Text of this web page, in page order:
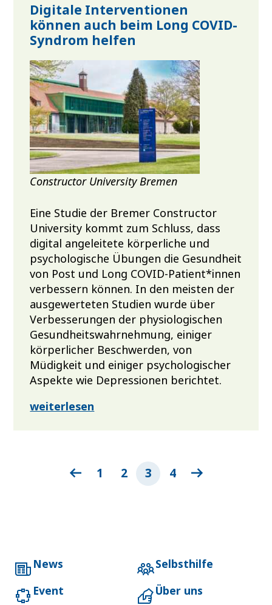
Digitale Interventionen
können auch beim Long COVID-
Syndrom helfen
Constructor University Bremen
Eine Studie der Bremer Constructor
University kommt zum Schluss, dass
digital angeleitete körperliche und
psychologische Übungen die Gesundheit
von Post und Long COVID-Patient*innen
verbessern können. In den meisten der
ausgewerteten Studien wurde über
Verbesserungen der physiologischen
Gesundheitswahrnehmung, einiger
körperlicher Beschwerden, von
Müdigkeit und einiger psychologischer
Aspekte wie Depressionen berichtet.
weiterlesen
1 2 3 4
News
Selbsthilfe
Event
Über uns